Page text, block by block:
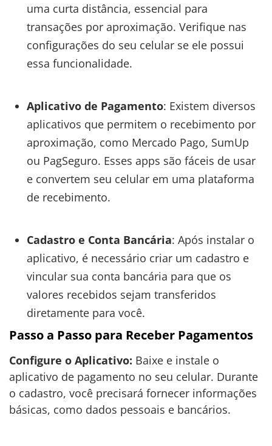
uma curta distância, essencial para
transações por aproximação. Verifique nas
configurações do seu celular se ele possui
essa funcionalidade.
Aplicativo de Pagamento: Existem diversos
aplicativos que permitem o recebimento por
aproximação, como Mercado Pago, SumUp
ou PagSeguro. Esses apps são fáceis de usar
e convertem seu celular em uma plataforma
de recebimento.
Cadastro e Conta Bancária: Após instalar o
aplicativo, é necessário criar um cadastro e
vincular sua conta bancária para que os
valores recebidos sejam transferidos
diretamente para você.
Passo a Passo para Receber Pagamentos
Configure o Aplicativo: Baixe e instale o
aplicativo de pagamento no seu celular. Durante
o cadastro, você precisará fornecer informações
básicas, como dados pessoais e bancários.